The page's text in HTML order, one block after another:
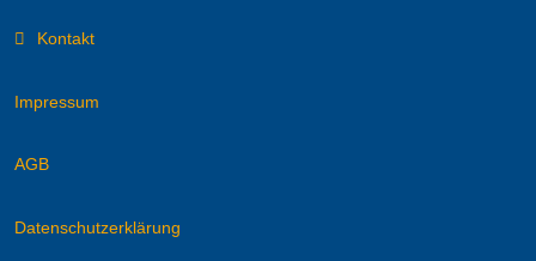
Kontakt
Impressum
AGB
Datenschutzerklärung